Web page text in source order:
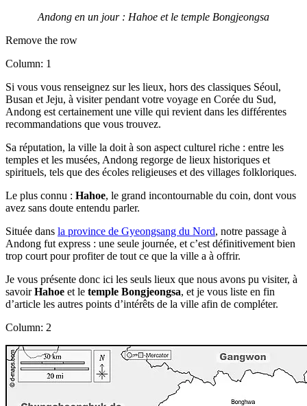
Andong en un jour : Hahoe et le temple Bongjeongsa
Remove the row
Column: 1
Si vous vous renseignez sur les lieux, hors des classiques Séoul,
Busan et Jeju, à visiter pendant votre voyage en Corée du Sud,
Andong est certainement une ville qui revient dans les différentes
recommandations que vous trouvez.
Sa réputation, la ville la doit à son aspect culturel riche : entre les
temples et les musées, Andong regorge de lieux historiques et
spirituels, tels que des écoles religieuses et des villages folkloriques.
Le plus connu : Hahoe, le grand incontournable du coin, dont vous
avez sans doute entendu parler.
Située dans la province de Gyeongsang du Nord, notre passage à
Andong fut express : une seule journée, et c’est définitivement bien
trop court pour profiter de tout ce que la ville a à offrir.
Je vous présente donc ici les seuls lieux que nous avons pu visiter, à
savoirHahoe et le temple Bongjeongsa, et je vous liste en fin
d’article les autres points d’intérêts de la ville afin de compléter.
Column: 2